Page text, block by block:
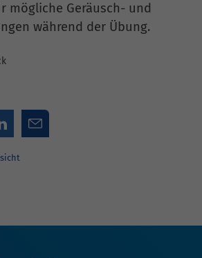
mögliche Geräusch- und
während der Übung.